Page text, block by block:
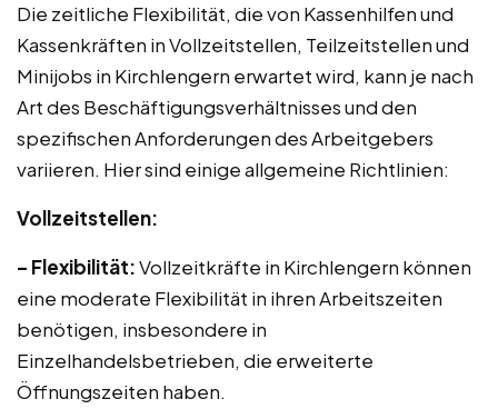
Die zeitliche Flexibilität, die von Kassenhilfen und
Kassenkräften in Vollzeitstellen, Teilzeitstellen und
Minijobs in Kirchlengern erwartet wird, kann je nach
Art des Beschäftigungsverhältnisses und den
spezifischen Anforderungen des Arbeitgebers
variieren. Hier sind einige allgemeine Richtlinien:
Vollzeitstellen:
– Flexibilität:Vollzeitkräfte in Kirchlengern können
eine moderate Flexibilität in ihren Arbeitszeiten
benötigen, insbesondere in
Einzelhandelsbetrieben, die erweiterte
Öffnungszeiten haben.